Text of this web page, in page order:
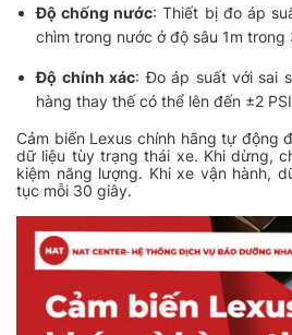
Độ chống nước: Thiết bị đo áp
chìm trong nước ở độ sâu 1m
Độ chính xác: Đo áp suất với sai
hàng thay thế có thể lên đến ±2
Cảm biến Lexus chính hãng tự động
dữ liệu tùy trạng thái xe. Khi dừng,
kiệm năng lượng. Khi xe vận hành,
tục mỗi 30 giây.